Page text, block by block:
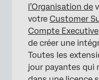
l’Organisation de
votre Customer
Compte Executive
de créer une
Toutes les
jour payantes qui